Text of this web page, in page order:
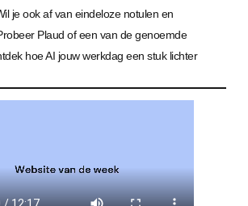
je ook af van eindeloze notulen en
Plaud of een van de genoemde
hoe AI jouw werkdag een stuk lichter